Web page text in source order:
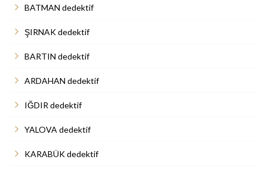
BATMAN dedektif
ŞIRNAK dedektif
BARTIN dedektif
ARDAHAN dedektif
IĞDIR dedektif
YALOVA dedektif
KARABÜK dedektif